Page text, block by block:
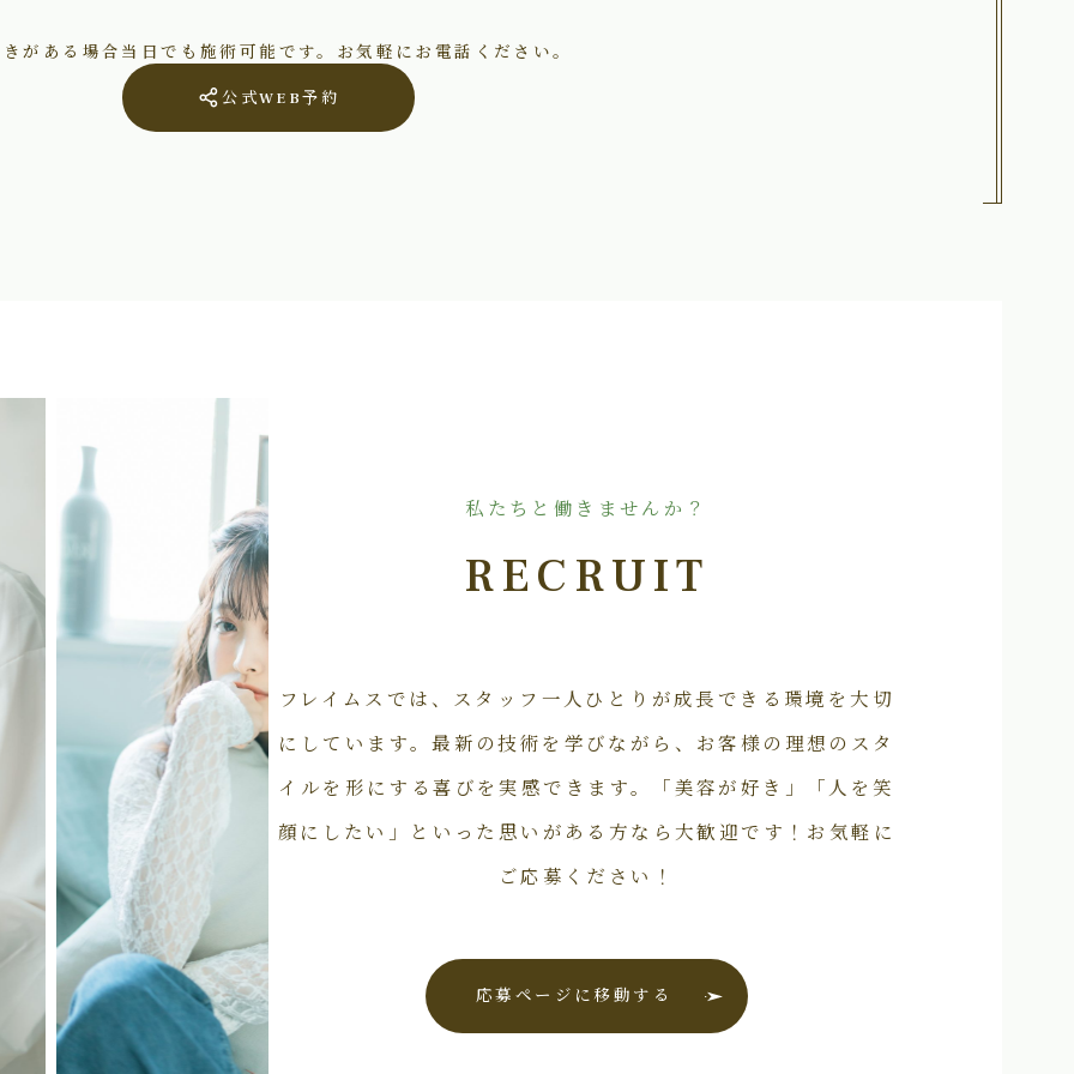
がある場合当日でも施術可能です。お気軽にお電話ください。
公式WEB予約
私たちと働きませんか？
RECRUIT
フレイムスでは、スタッフ一人ひとりが成長できる環境を大切
にしています。最新の技術を学びながら、お客様の理想のスタ
イルを形にする喜びを実感できます。「美容が好き」「人を笑
顔にしたい」といった思いがある方なら大歓迎です！お気軽に
ご応募ください！
応募ページに移動する